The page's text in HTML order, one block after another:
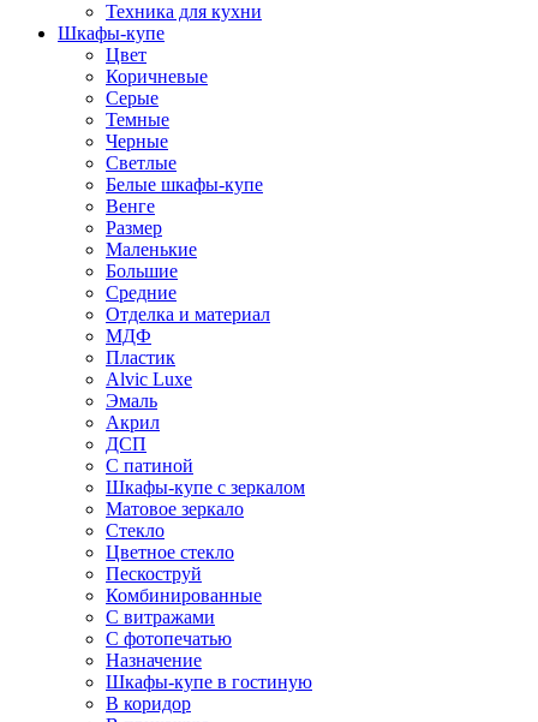
Техника для кухни
Шкафы-купе
Цвет
Коричневые
Серые
Темные
Черные
Светлые
Белые шкафы-купе
Венге
Размер
Маленькие
Большие
Средние
Отделка и материал
МДФ
Пластик
Alvic Luxe
Эмаль
Акрил
ДСП
С патиной
Шкафы-купе с зеркалом
Матовое зеркало
Стекло
Цветное стекло
Пескоструй
Комбинированные
С витражами
С фотопечатью
Назначение
Шкафы-купе в гостиную
В коридор